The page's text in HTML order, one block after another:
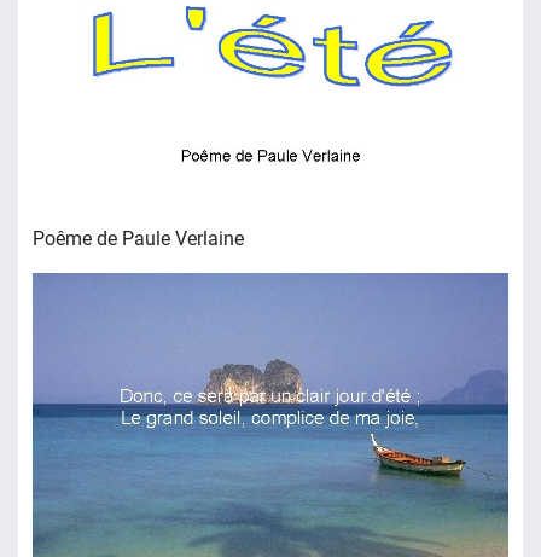
Poême de Paule Verlaine